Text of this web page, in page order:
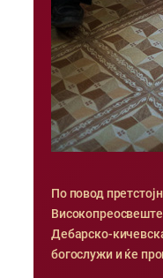
По повод
Дебарско-
богослужи и ќе